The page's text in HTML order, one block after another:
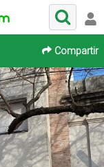
Compartir